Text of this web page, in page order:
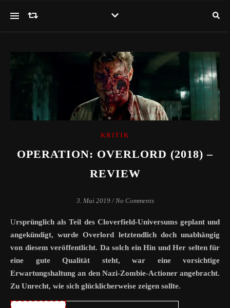
KRITIK
OPERATION: OVERLORD (2018) –
REVIEW
3. Mai 2019 / No Comments
Ursprünglich als Teil des Cloverfield-Universums geplant und
angekündigt, wurde Overlord letztendlich doch unabhängig
von diesem veröffentlicht. Da solch ein Hin und Her selten für
eine gute Qualität steht, war eine vorsichtige
Erwartungshaltung an den Nazi-Zombie-Actioner angebracht.
Zu Unrecht, wie sich glücklicherweise zeigen sollte.